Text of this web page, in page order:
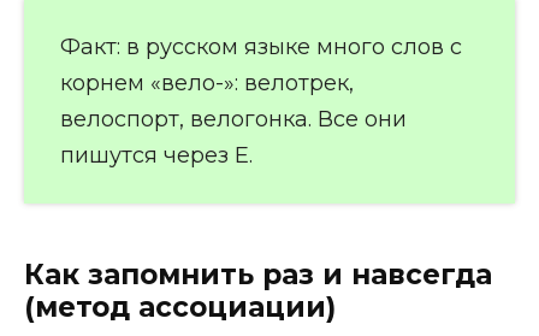
Факт: в русском языке много слов с
корнем «вело-»: велотрек,
велоспорт, велогонка. Все они
пишутся через Е.
Как запомнить раз и навсегда
(метод ассоциации)